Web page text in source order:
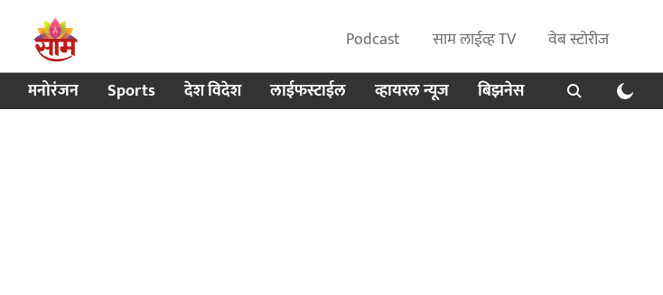
Podcast साम लाईव्ह TV
वेब स्टोरीज
मनोरंजन Sports देश विदेश लाईफस्टाईल व्हायरल न्यूज बिझनेस